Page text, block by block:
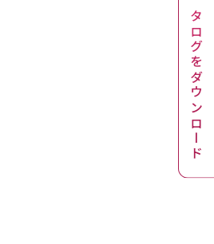
カタログをダウンロード